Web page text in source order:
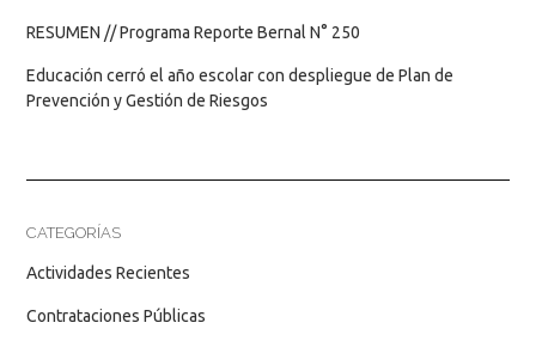
RESUMEN // Programa Reporte Bernal N° 250
Educación cerró el año escolar con despliegue de Plan de
Prevención y Gestión de Riesgos
CATEGORÍAS
Actividades Recientes
Contrataciones Públicas